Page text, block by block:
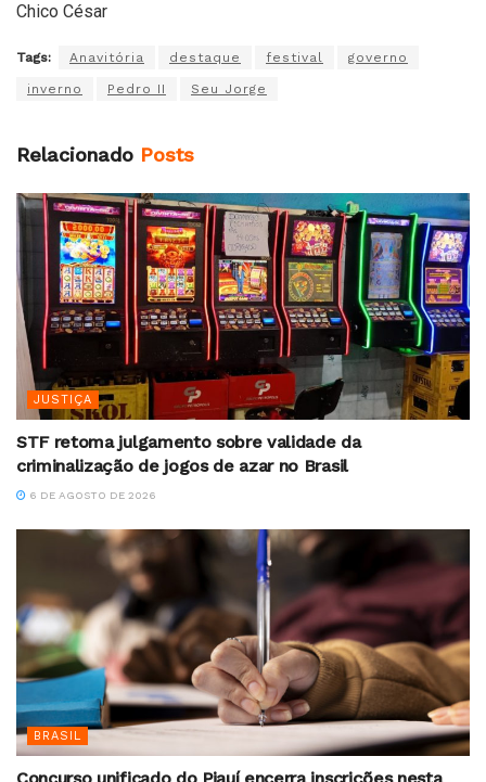
Chico César
Tags: Anavitória destaque festival governo
inverno Pedro II Seu Jorge
Relacionado Posts
JUSTIÇA
STF retoma julgamento sobre validade da
criminalização de jogos de azar no Brasil
6 DE AGOSTO DE 2026
BRASIL